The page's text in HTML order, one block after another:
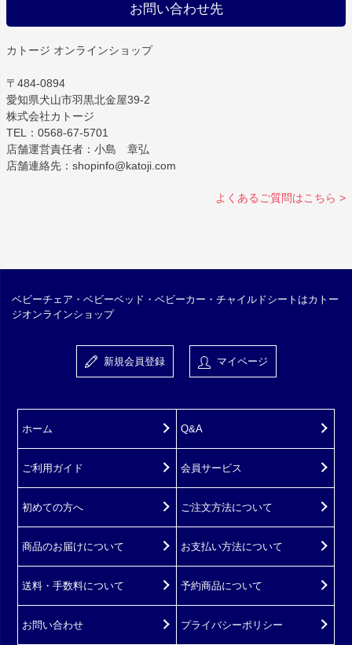
お問い合わせ先
カトージ オンラインショップ
〒484-0894
愛知県犬山市羽黒北金屋39-2
株式会社カトージ
TEL：0568-67-5701
店舗運営責任者：小島 章弘
店舗連絡先：shopinfo@katoji.com
よくあるご質問はこちら >
ベビーチェア・ベビーベッド・ベビーカー・チャイルドシートはカトー
ジオンラインショップ
新規会員登録 マイページ
ホーム
ご利用ガイド
初めての方へ
Q&A
会員サービス
ご注文方法について
商品のお届けについて お支払い方法について
送料・手数料について 予約商品について
お問い合わせ プライバシーポリシー